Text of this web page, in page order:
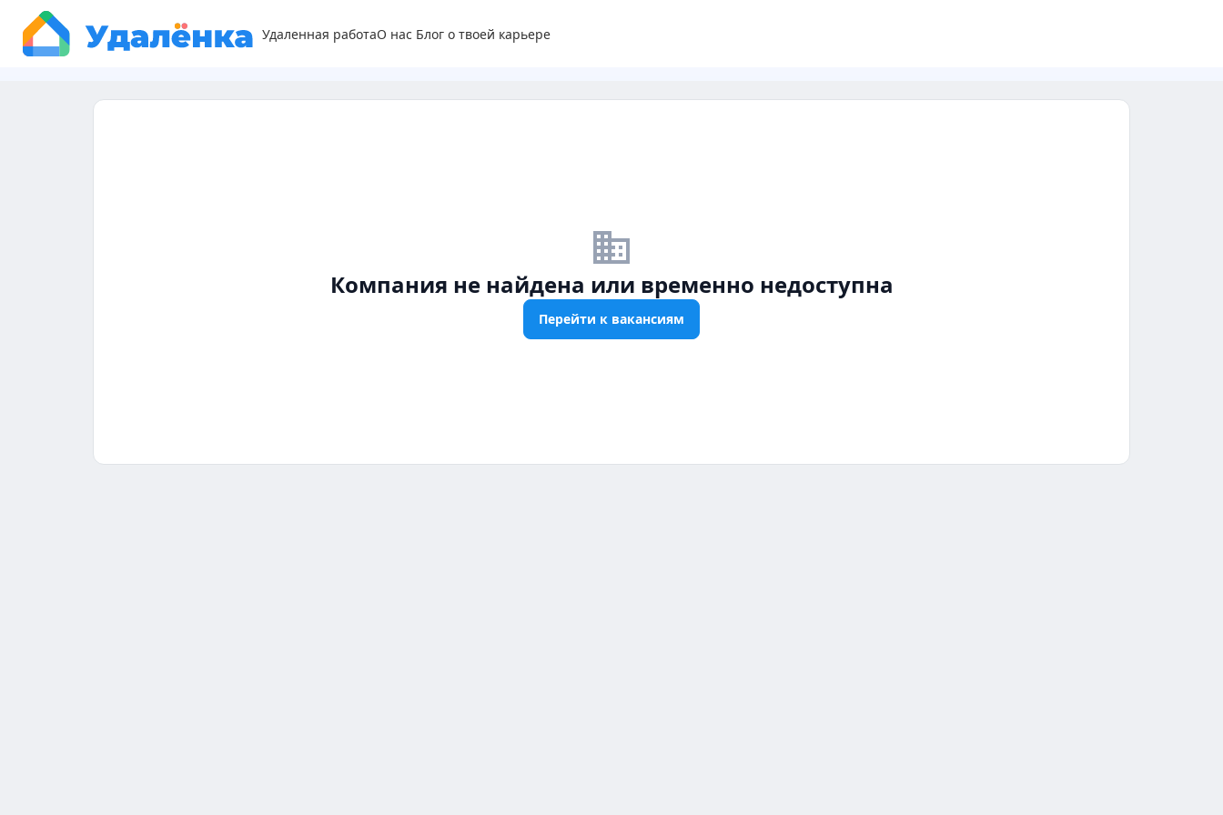
Удаленная работаО нас Блог о твоей карьере
business_off
Компания не найдена или временно недоступна
Перейти к вакансиям